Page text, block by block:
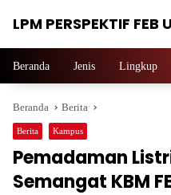
LPM PERSPEKTIF FEB
Beranda Jenis Lingkup
Beranda Berita
Berita Kampus
Pemadaman
Semangat KBM